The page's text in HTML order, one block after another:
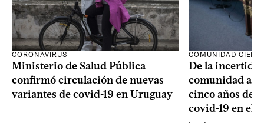
CORONAVIRUS
Ministerio de Salud Pública
confirmó circulación de nuevas
variantes de covid-19 en Uruguay
COMUNIDAD
De la
comunidad
cinco años de
covid-19 en el